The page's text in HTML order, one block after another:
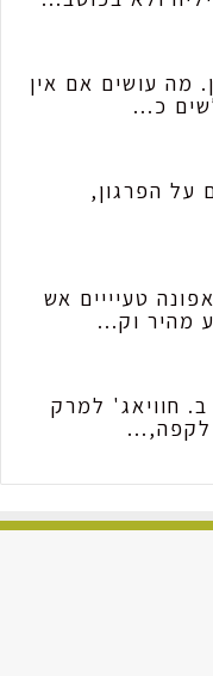
מה עושים אם אין
כ...
על הפרגון,
טעיייים אש
מהיר וק...
חוויאג' למרק
לקפה,...